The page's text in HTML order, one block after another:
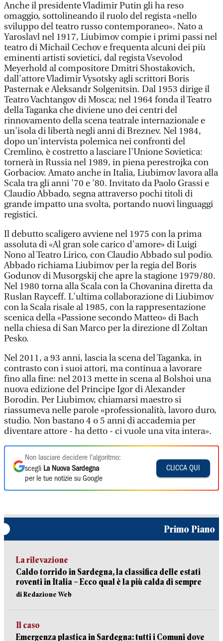
Anche il presidente Vladimir Putin gli ha reso
omaggio, sottolineando il ruolo del regista «nello
sviluppo del teatro russo contemporaneo». Nato a
Yaroslavl nel 1917, Liubimov compie i primi passi nel
teatro di Michail Cechov e frequenta alcuni dei più
eminenti artisti sovietici, dal regista Vsevolod
Meyerhold al compositore Dmitri Shostakovich,
dall'attore Vladimir Vysotsky agli scrittori Boris
Pasternak e Aleksandr Solgenitsin. Dal 1953 dirige il
Teatro Vachtangov di Mosca; nel 1964 fonda il Teatro
della Taganka che diviene uno dei centri del
rinnovamento della scena teatrale internazionale e
un'isola di libertà negli anni di Breznev. Nel 1984,
dopo un'intervista polemica nei confronti del
Cremlino, è costretto a lasciare l'Unione Sovietica:
tornerà in Russia nel 1989, in piena perestrojka con
Gorbaciov. Amato anche in Italia, Liubimov lavora alla
Scala tra gli anni '70 e '80. Invitato da Paolo Grassi e
Claudio Abbado, segna attraverso pochi titoli di
grande impatto una svolta, portando nuovi linguaggi
registici.
Il debutto scaligero avviene nel 1975 con la prima
assoluta di «Al gran sole carico d'amore» di Luigi
Nono al Teatro Lirico, con Claudio Abbado sul podio.
Abbado richiama Liubimov per la regia del Boris
Godunov di Musorgskij che apre la stagione 1979/80.
Nel 1980 torna alla Scala con la Chovanina diretta da
Ruslan Rayceff. L'ultima collaborazione di Liubimov
con la Scala risale al 1985, con la rappresentazione
scenica della «Passione secondo Matteo» di Bach
nella chiesa di San Marco per la direzione dl Zoltan
Pesko.
Nel 2011, a 93 anni, lascia la scena del Taganka, in
contrasto con i suoi attori, ma continua a lavorare
fino alla fine: nel 2013 mette in scena al Bolshoi una
nuova edizione del Principe Igor di Alexander
Borodin. Per Liubimov, chiamarsi maestro si
riassumeva nelle parole «professionalità, lavoro duro,
studio. Non bastano 4 o 5 anni di accademia per
diventare attore - ha detto - ci vuole una vita intera».
Non lasciare decidere l'algoritmo:
scegli La Nuova Sardegna
per le tue notizie su Google
CLICCA QUI
Primo Piano
La rilevazione
Caldo torrido in Sardegna, la classifica delle estati
roventi in Italia – Ecco qual è la più calda di sempre
di Redazione Web
Il caso
Emergenza plastica in Sardegna: tutti i Comuni dove